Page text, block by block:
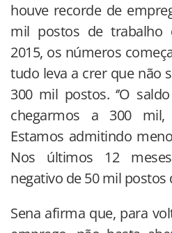
houve recorde de
mil postos de trabalho
2015, os números
tudo leva a crer que não
300 mil postos. ‘’O
chegarmos a 300
Estamos admitindo
Nos últimos 12
negativo de 50 mil postos
Sena afirma que, para